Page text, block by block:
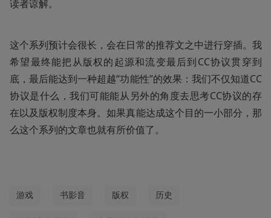
读者谅解。
这个系列预计会很长，会在日常的推荐文之中进行穿插。我
希望最终能把从版权的起源和流变最后到CC协议贯穿到
底，最后能达到一种超越“功能性”的效果：我们不仅知道CC
协议是什么，我们可能能从另外的角度去思考CC协议的存
在以及版权制度本身。如果真能达成这个目的一小部分，那
么这个系列的文章也就有所价值了。
游戏 书影音 版权 历史